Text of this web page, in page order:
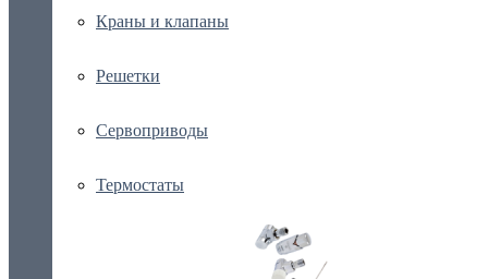
Краны и клапаны
Решетки
Сервоприводы
Термостаты